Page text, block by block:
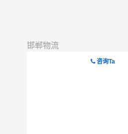
邯郸物流
咨询Ta